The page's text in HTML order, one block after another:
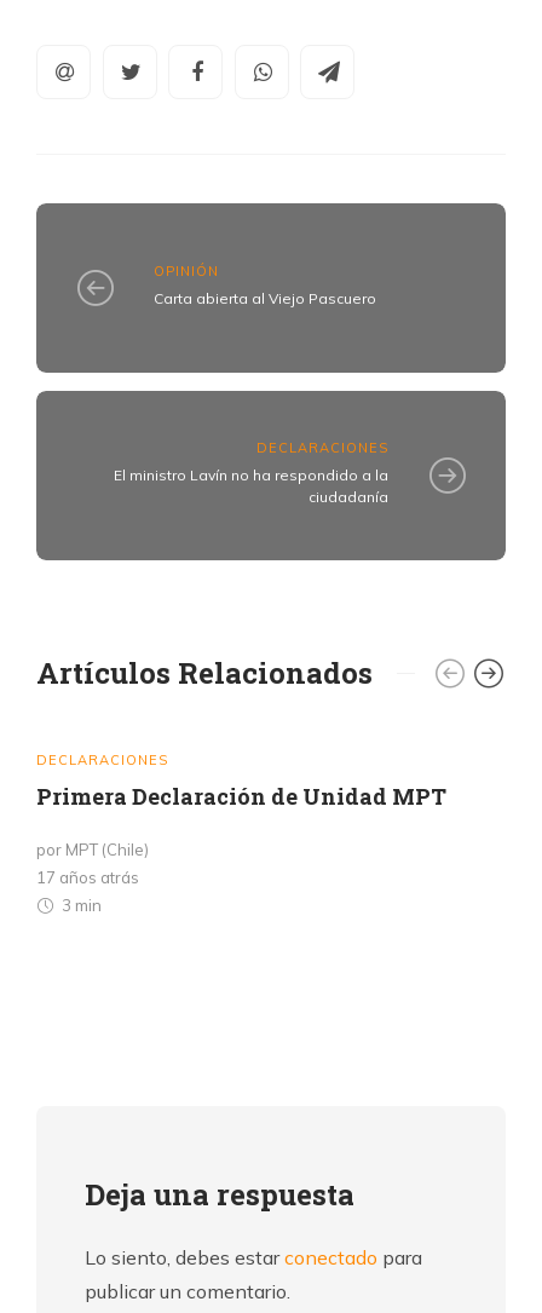
OPINIÓN
Carta abierta al Viejo Pascuero
DECLARACIONES
El ministro Lavín no ha respondido a la
ciudadanía
Artículos Relacionados
DECLARACIONES
Primera Declaración de Unidad MPT
por MPT (Chile)
17 años atrás
3 min
Deja una respuesta
Lo siento, debes estarconectado para
publicar un comentario.